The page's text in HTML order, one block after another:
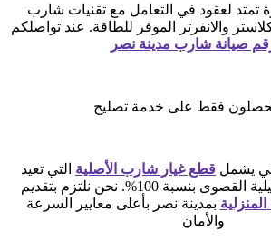
تمتد لعقود في التعامل مع تقنيات شارب
والانفرتر الموفر للطاقة. عند تواصلكم
صيانة شارب مدينة نصر
تحصلون فقط على خدمة تصليح
يشمل قطع غيار شارب الأصلية التي تعيد
بنسبة 100%. نحن نلتزم بتقديم
بمدينة نصر بأعلى معايير السرعة
والأمان